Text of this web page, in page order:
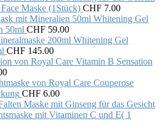
Maske (1Stück) CHF 7.00
Whitening Gel
50ml CHF 59.00
Whitening Gel
CHF 145.00
Vitamin B Sensation
Couperose
CHF 6.00
mit Vitaminen C und E( 1